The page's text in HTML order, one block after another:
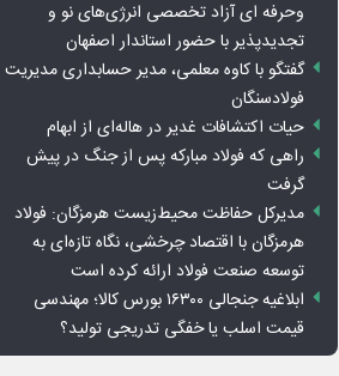
وحرفه ای آزاد تخصصی انرژی‌های نو و
تجدیدپذیر با حضور استاندار اصفهان
گفتگو با کاوه معلمی، مدیر حسابداری مدیریت
فولادسنگان
حیات اکتشافات غدیر در هاله‌ای از ابهام
راهی که فولاد مبارکه پس از جنگ در پیش
گرفت
مدیرکل حفاظت محیط‌زیست هرمزگان: فولاد
هرمزگان با اقتصاد چرخشی، نگاه تازه‌ای به
توسعه صنعت فولاد ارائه کرده است
ابلاغیه جنجالی ۱۶۳۰۰ بورس کالا؛ مهندسی
قیمت اسلب یا خفگی تدریجی تولید؟